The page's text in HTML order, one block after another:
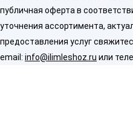
публичная оферта в
уточнения ассортимента,
предоставления услуг
email: info@ilimleshoz.ru или